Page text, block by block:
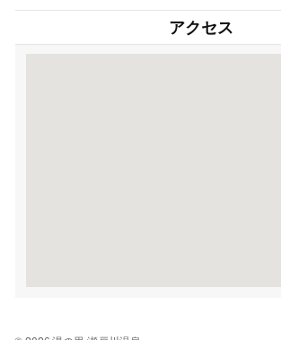
アクセス